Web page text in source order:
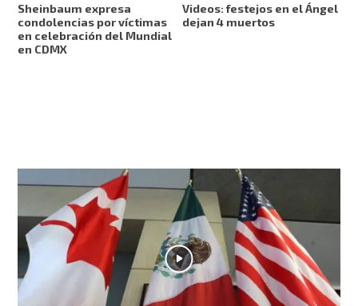
Sheinbaum expresa
condolencias por víctimas
en celebración del Mundial
en CDMX
Videos: festejos en el Ángel
dejan 4 muertos